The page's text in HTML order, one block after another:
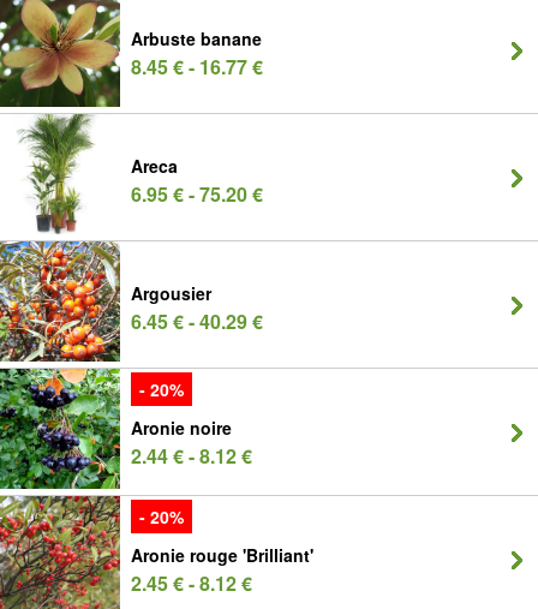
Arbuste banane
8.45 € - 16.77 €
Areca
6.95 € - 75.20 €
Argousier
6.45 € - 40.29 €
- 20%
Aronie noire
2.44 € - 8.12 €
- 20%
Aronie rouge 'Brilliant'
2.45 € - 8.12 €